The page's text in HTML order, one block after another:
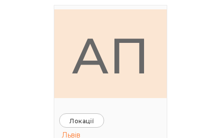
АП
Локації
Львів